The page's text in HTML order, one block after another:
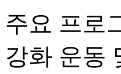
주요 프로
강화 운동